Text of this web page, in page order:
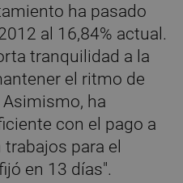
ha pasado
al 16,84% actual.
tranquilidad a la
el ritmo de
ha
con el pago a
para el
en 13 días".